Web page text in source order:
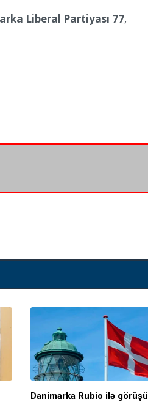
Liberal Partiyası 77,
Danimarka Rubio ilə görüşü